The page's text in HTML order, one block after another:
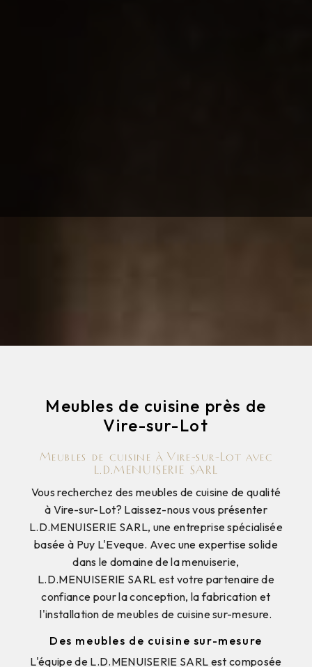
Meubles de cuisine près de
Vire-sur-Lot
Meubles de cuisine à Vire-sur-Lot avec
L.D.MENUISERIE SARL
Vous recherchez des meubles de cuisine de qualité
à Vire-sur-Lot? Laissez-nous vous présenter
L.D.MENUISERIE SARL, une entreprise spécialisée
basée à Puy L'Eveque. Avec une expertise solide
dans le domaine de la menuiserie,
L.D.MENUISERIE SARL est votre partenaire de
confiance pour la conception, la fabrication et
l'installation de meubles de cuisine sur-mesure.
Des meubles de cuisine sur-mesure
L'équipe de L.D.MENUISERIE SARL est composée